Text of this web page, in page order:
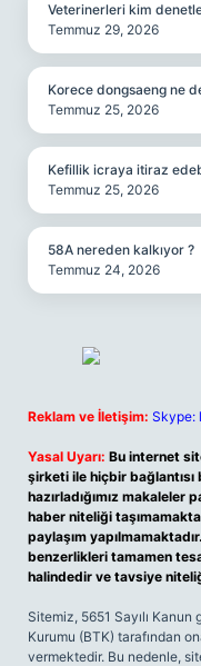
Veterinerleri kim
Temmuz 29, 2026
Korece dongsaeng ne
Temmuz 25, 2026
Kefillik icraya itiraz
Temmuz 25, 2026
58A nereden kalkıyor ?
Temmuz 24, 2026
Reklam ve İletişim: Skype:
Yasal Uyarı: Bu internet
şirketi ile hiçbir bağlantısı
hazırladığımız makaleler
haber niteliği
paylaşım
benzerlikleri tamamen
halindedir ve tavsiye
Sitemiz, 5651 Sayılı
Kurumu (BTK) tarafından
vermektedir. Bu nedenle,